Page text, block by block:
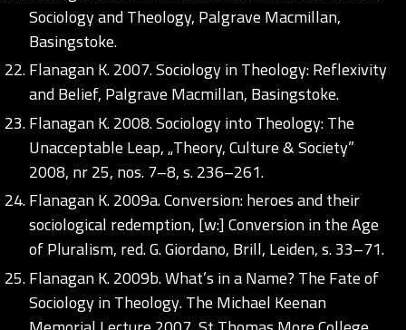
Sociology and Theology, Palgrave Macmillan,
Basingstoke.
Flanagan K. 2007. Sociology in Theology: Reflexivity
and Belief, Palgrave Macmillan, Basingstoke.
Flanagan K. 2008. Sociology into Theology: The
Unacceptable Leap, „Theory, Culture & Society”
2008, nr 25, nos. 7–8, s. 236–261.
Flanagan K. 2009a. Conversion: heroes and their
sociological redemption, [w:] Conversion in the Age
of Pluralism, red. G. Giordano, Brill, Leiden, s. 33–71.
Flanagan K. 2009b. What’s in a Name? The Fate of
Sociology in Theology. The Michael Keenan